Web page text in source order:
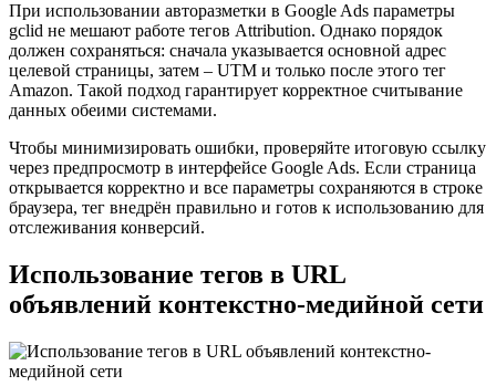
При использовании авторазметки в Google Ads параметры
gclid не мешают работе тегов Attribution. Однако порядок
должен сохраняться: сначала указывается основной адрес
целевой страницы, затем – UTM и только после этого тег
Amazon. Такой подход гарантирует корректное считывание
данных обеими системами.
Чтобы минимизировать ошибки, проверяйте итоговую ссылку
через предпросмотр в интерфейсе Google Ads. Если страница
открывается корректно и все параметры сохраняются в строке
браузера, тег внедрён правильно и готов к использованию для
отслеживания конверсий.
Использование тегов в URL
объявлений контекстно-медийной сети